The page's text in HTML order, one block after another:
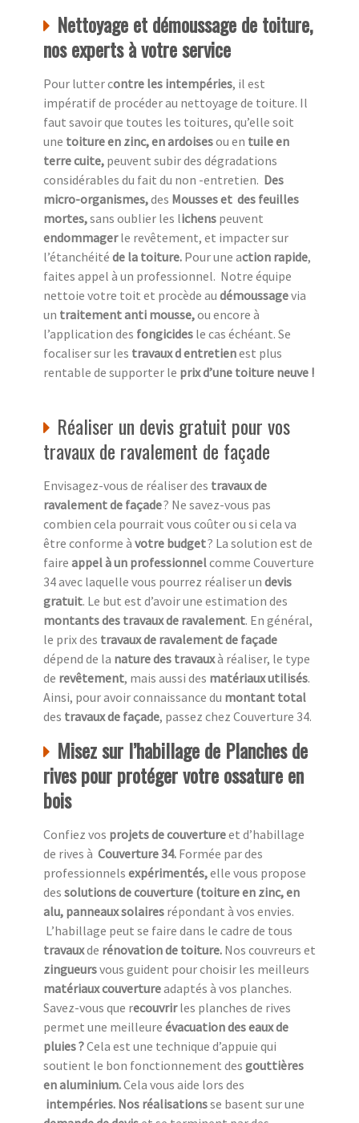
Nettoyage et démoussage de toiture,
nos experts à votre service
Pour lutter contre les intempéries, il est
impératif de procéder au nettoyage de toiture. Il
faut savoir que toutes les toitures, qu’elle soit
une toiture en zinc, en ardoisesou en tuile en
terre cuite, peuvent subir des dégradations
considérables du fait du non -entretien. Des
micro-organismes,des Mousses et des feuilles
mortes,sans oublier les lichens peuvent
endommagerle revêtement, et impacter sur
l’étanchéité de la toiture. Pour une action rapide,
faites appel à un professionnel. Notre équipe
nettoie votre toit et procède au démoussagevia
un traitement anti mousse,ou encore à
l’application des fongicides le cas échéant. Se
focaliser sur les travaux d entretienest plus
rentable de supporter le prix d’une toiture neuve !
Réaliser un devis gratuit pour vos
travaux de ravalement de façade
Envisagez-vous de réaliser des travaux de
ravalement de façade? Ne savez-vous pas
combien cela pourrait vous coûter ou si cela va
être conforme à votre budget? La solution est de
faire appel à un professionnelcomme Couverture
34 avec laquelle vous pourrez réaliser un devis
gratuit. Le but est d’avoir une estimation des
montants des travaux de ravalement. En général,
le prix des travaux de ravalement de façade
dépend de la nature des travauxà réaliser, le type
de revêtement, mais aussi des matériaux utilisés.
Ainsi, pour avoir connaissance du montant total
des travaux de façade, passez chez Couverture 34.
Misez sur l’habillage de Planches de
rives pour protéger votre ossature en
bois
Confiez vos projets de couvertureet d’habillage
de rives à Couverture 34. Formée par des
professionnels expérimentés,elle vous propose
des solutions de couverture (toiture en zinc, en
alu, panneaux solaires répondant à vos envies.
L’habillage peut se faire dans le cadre de tous
travauxde rénovation de toiture. Nos couvreurs et
zingueursvous guident pour choisir les meilleurs
matériaux couvertureadaptés à vos planches.
Savez-vous que recouvrirles planches de rives
permet une meilleure évacuation des eaux de
pluies ?Cela est une technique d’appuie qui
soutient le bon fonctionnement des gouttières
en aluminium.Cela vous aide lors des
intempéries. Nos réalisationsse basent sur une